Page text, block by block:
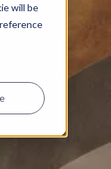
will be